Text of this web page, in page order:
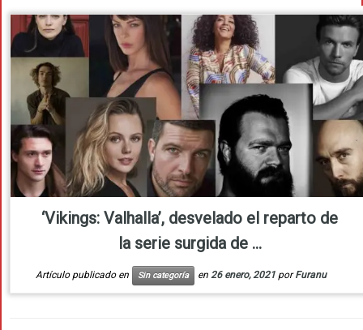
‘Vikings: Valhalla’, desvelado el reparto de
la serie surgida de ...
Artículo publicado en Sin categoría en 26 enero, 2021 porFuranu